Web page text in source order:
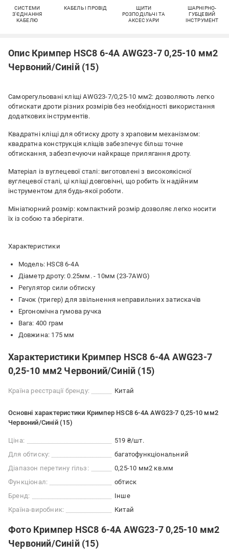
СИСТЕМИ
З'ЄДНАННЯ
КАБЕЛЮ
КАБЕЛЬ І ПРОВІД
ЩИТИ
РОЗПОДІЛЬЧІ ТА
АКСЕСУАРИ
ШАРНІРНО-
ГУБЦЕВИЙ
ІНСТРУМЕНТ
Опис Кримпер HSC8 6-4A AWG23-7 0,25-10 мм2
Червоний/Синій (15)
Саморегульовані кліщі AWG23-7/0,25-10 мм2: дозволяють легко
обтискати дроти різних розмірів без необхідності використання
додаткових інструментів.
Квадратні кліщі для обтиску дроту з храповим механізмом:
квадратна конструкція кліщів забезпечує більш точне
обтискання, забезпечуючи найкраще прилягання дроту.
Матеріал із вуглецевої сталі: виготовлені з високоякісної
вуглецевої сталі, ці кліщі довговічні, що робить їх надійним
інструментом для будь-якої роботи.
Мініатюрний розмір: компактний розмір дозволяє легко носити
їх із собою та зберігати.
Характеристики
Модель: HSC8 6-4A
Діаметр дроту: 0.25мм. - 10мм (23-7AWG)
Регулятор сили обтиску
Гачок (тригер) для звільнення неправильних затискачів
Ергономічна гумова ручка
Вага: 400 грам
Довжина: 175 мм
Характеристики Кримпер HSC8 6-4A AWG23-7
0,25-10 мм2 Червоний/Синій (15)
Країна реєстрації бренду: Китай
Основні характеристики Кримпер HSC8 6-4A AWG23-7 0,25-10 мм2
Червоний/Синій (15)
Ціна:
519 ₴/шт.
Для обтиску:
багатофункціональний
Діапазон перетину гільз:
0,25-10 мм2 кв.мм
Функціонал:
обтиск
Бренд:
Інше
Країна-виробник:
Китай
Фото Кримпер HSC8 6-4A AWG23-7 0,25-10 мм2
Червоний/Синій (15)